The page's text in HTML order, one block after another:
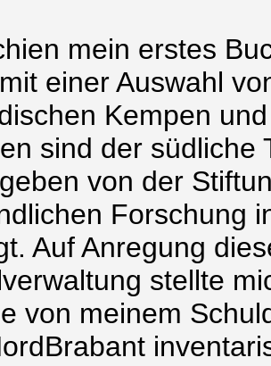
mein erstes
einer Auswahl
Kempen
sind der südliche
von der
Forschung
Auf Anregung
stellte
von meinem